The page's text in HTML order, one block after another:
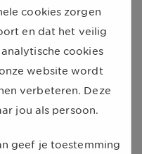
halen voor KiKa is
van 19 mei t/m 8
om in
zetten voor een goed
cookies zorgen
en dat het veilig
cookies
website wordt
verbeteren. Deze
jou als persoon.
geef je toestemming